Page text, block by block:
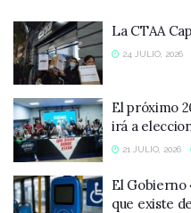
La CTAA
24 JULIO, 2026
El próximo
irá a
21 JULIO, 2026
El Gobierno
que existe